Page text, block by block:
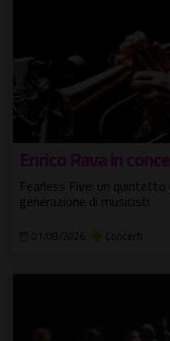
Enrico Rava in
Fearless Five: un
generazione di musicisti
01/08/2026 Concerti